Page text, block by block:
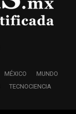
MÉXICO
MUNDO
TECNOCIENCIA